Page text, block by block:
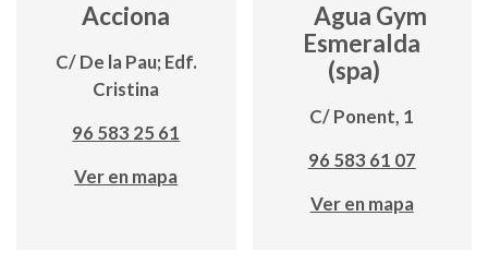
Acciona
C/ De la Pau; Edf.
Cristina
96 583 25 61
Ver en mapa
Agua Gym
Esmeralda
(spa)
C/ Ponent, 1
96 583 61 07
Ver en mapa